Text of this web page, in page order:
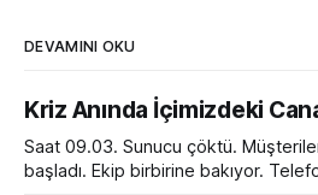
DEVAMINI OKU
Kriz Anında İçimizdeki
Saat 09.03. Sunucu çöktü.
başladı. Ekip birbirine bakıyor.